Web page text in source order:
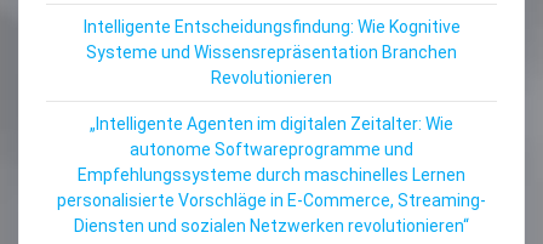
Intelligente Entscheidungsfindung: Wie Kognitive
Systeme und Wissensrepräsentation Branchen
Revolutionieren
„Intelligente Agenten im digitalen Zeitalter: Wie
autonome Softwareprogramme und
Empfehlungssysteme durch maschinelles Lernen
personalisierte Vorschläge in E-Commerce, Streaming-
Diensten und sozialen Netzwerken revolutionieren“